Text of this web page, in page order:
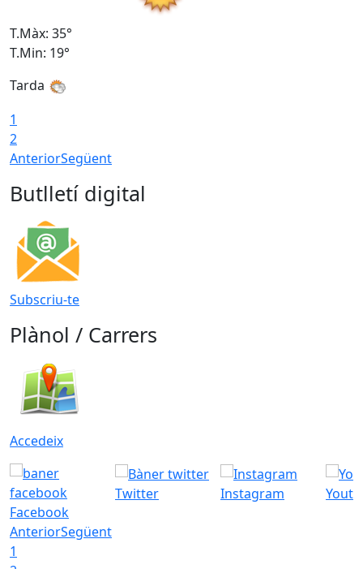
T.Màx: 35°
T.Min: 19°
Tarda
1
2
AnteriorSegüent
Butlletí digital
Subscriu-te
Plànol / Carrers
Accedeix
Facebook
Twitter Instagram
AnteriorSegüent
1